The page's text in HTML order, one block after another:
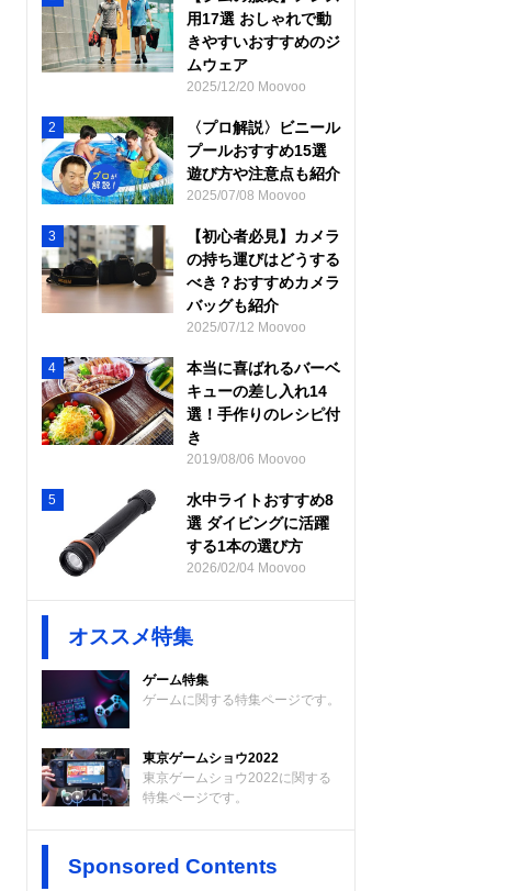
用17選 おしゃれで動
きやすいおすすめのジ
ムウェア
2025/12/20 Moovoo
2
〈プロ解説〉ビニール
プールおすすめ15選
遊び方や注意点も紹介
2025/07/08 Moovoo
3
【初心者必見】カメラ
の持ち運びはどうする
べき？おすすめカメラ
バッグも紹介
2025/07/12 Moovoo
4
本当に喜ばれるバーベ
キューの差し入れ14
選！手作りのレシピ付
き
2019/08/06 Moovoo
5
水中ライトおすすめ8
選 ダイビングに活躍
する1本の選び方
2026/02/04 Moovoo
オススメ特集
ゲーム特集
ゲームに関する特集ページです。
東京ゲームショウ2022
東京ゲームショウ2022に関する
特集ページです。
Sponsored Contents